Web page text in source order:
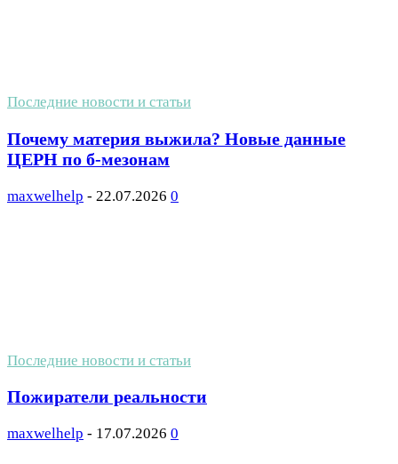
Последние новости и статьи
Почему материя выжила? Новые данные
ЦЕРН по б-мезонам
maxwelhelp - 22.07.2026 0
Последние новости и статьи
Пожиратели реальности
maxwelhelp - 17.07.2026 0